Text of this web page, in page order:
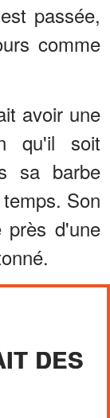
passée,
comme
avoir une
qu'il soit
sa barbe
Son
près d'une
DES